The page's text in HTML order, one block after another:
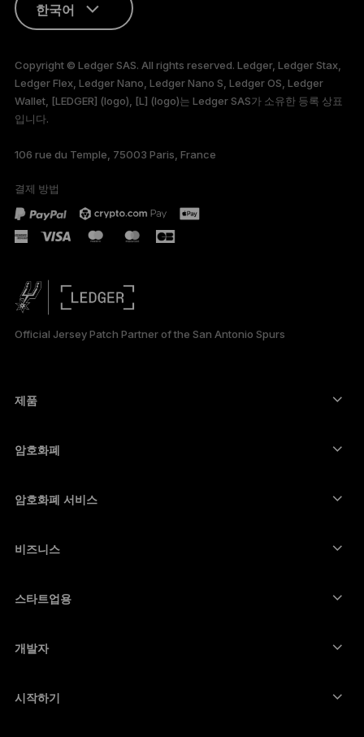
한국어
FRANÇAIS
TÜRKÇE
DEUTSCH
ESPAÑOL
РУССКИЙ
日本語
Copyright © Ledger SAS. All rights reserved. Ledger, Ledger Stax,
Ledger Flex, Ledger Nano, Ledger Nano S, Ledger OS, Ledger
Wallet, [LEDGER] (logo), [L] (logo)는 Ledger SAS가 소유한 등록 상표
입니다.
106 rue du Temple, 75003 Paris, France
결제 방법
Official Jersey Patch Partner of the San Antonio Spurs
제품
하드웨어 지갑
Ledger Stax
Ledger Nano Classics
번들
모든 제품
암호화폐
이더리움 지갑
카르다노 지갑
모네로 지갑
모든 자산 보기
암호화폐 서비스
암호화폐 구매
암호화폐 스왑
비즈니스
스타트업용
개발자
시작하기